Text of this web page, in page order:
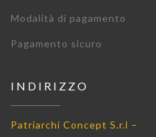
Modalità di pagamento
Pagamento sicuro
INDIRIZZO
Patriarchi Concept S.r.l –